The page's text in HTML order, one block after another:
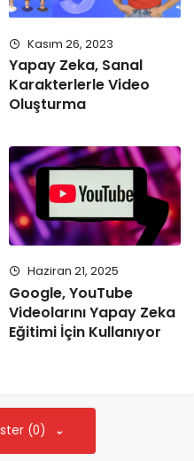
Kasım 26, 2023
Yapay Zeka, Sanal
Karakterlerle Video
Oluşturma
Haziran 21, 2025
Google, YouTube
Videolarını Yapay Zeka
Eğitimi İçin Kullanıyor
(0)